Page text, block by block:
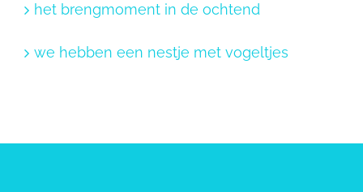
het brengmoment in de ochtend
we hebben een nestje met vogeltjes